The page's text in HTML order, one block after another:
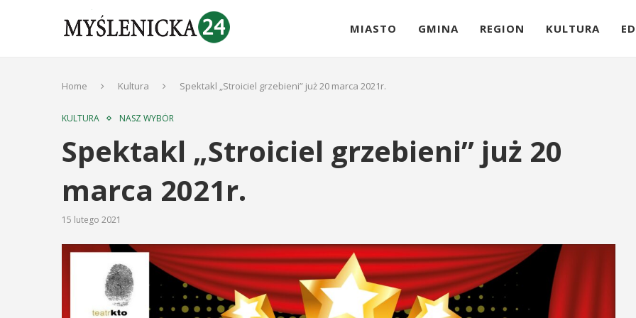
MIASTO GMINA REGION KULTURA
Home Kultura Spektakl „Stroiciel grzebieni” już 20 marca 2021r.
KULTURA NASZ WYBÓR
Spektakl „Stroiciel grzebieni” już 20
marca 2021r.
15 lutego 2021